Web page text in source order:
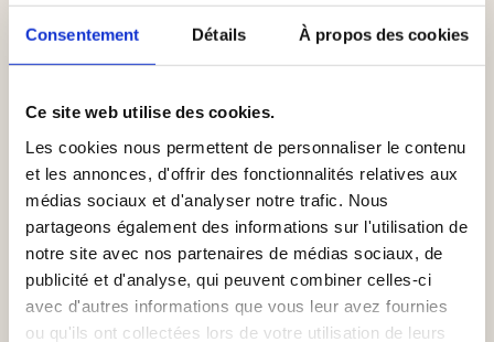
Consentement Détails À propos des cookies
Ce site web utilise des cookies.
Les cookies nous permettent de personnaliser le contenu
et les annonces, d'offrir des fonctionnalités relatives aux
médias sociaux et d'analyser notre trafic. Nous
partageons également des informations sur l'utilisation de
notre site avec nos partenaires de médias sociaux, de
publicité et d'analyse, qui peuvent combiner celles-ci
avec d'autres informations que vous leur avez fournies
ou qu'ils ont collectées lors de votre utilisation de leurs
VOIR LA RECETTE
Canapés aux Huîtres avec crème
sure au Raifort